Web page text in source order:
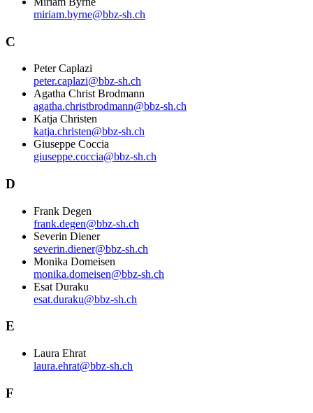
miriam.byrne@bbz-sh.ch
C
Peter Caplazi
peter.caplazi@bbz-sh.ch
Agatha Christ Brodmann
agatha.christbrodmann@bbz-sh.ch
Katja Christen
katja.christen@bbz-sh.ch
Giuseppe Coccia
giuseppe.coccia@bbz-sh.ch
D
Frank Degen
frank.degen@bbz-sh.ch
Severin Diener
severin.diener@bbz-sh.ch
Monika Domeisen
monika.domeisen@bbz-sh.ch
Esat Duraku
esat.duraku@bbz-sh.ch
E
Laura Ehrat
laura.ehrat@bbz-sh.ch
F